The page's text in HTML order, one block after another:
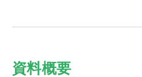
資料概要